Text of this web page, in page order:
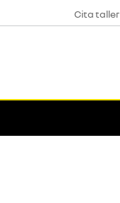
Cita taller